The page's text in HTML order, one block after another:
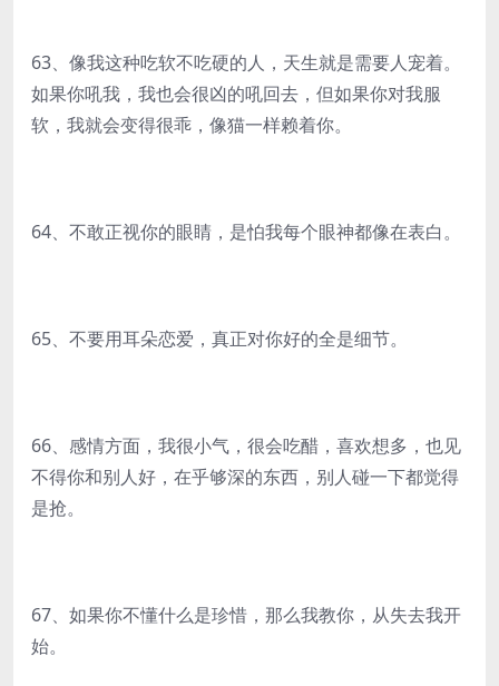
63、像我这种吃软不吃硬的人，天生就是需要人宠着。
如果你吼我，我也会很凶的吼回去，但如果你对我服
软，我就会变得很乖，像猫一样赖着你。
64、不敢正视你的眼睛，是怕我每个眼神都像在表白。
65、不要用耳朵恋爱，真正对你好的全是细节。
66、感情方面，我很小气，很会吃醋，喜欢想多，也见
不得你和别人好，在乎够深的东西，别人碰一下都觉得
是抢。
67、如果你不懂什么是珍惜，那么我教你，从失去我开
始。